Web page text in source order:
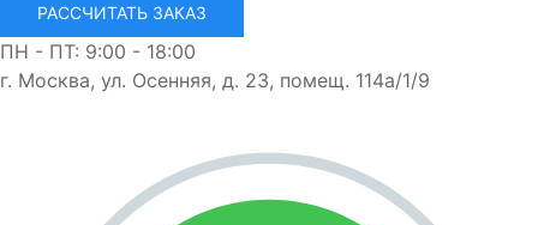
РАССЧИТАТЬ ЗАКАЗ
ПН - ПТ: 9:00 - 18:00
г. Москва, ул. Осенняя, д. 23, помещ. 114а/1/9